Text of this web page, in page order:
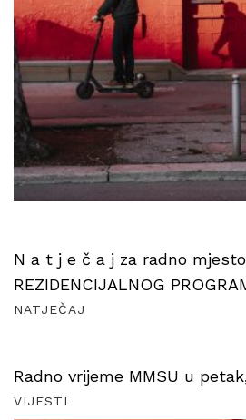
N a t j e č a j za radno mjesto
REZIDENCIJALNOG
NATJEČAJ
Radno vrijeme MMSU u
VIJESTI